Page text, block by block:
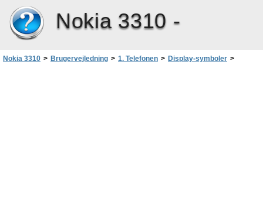
Nokia 3310 -
Nokia 3310 > Brugervejledning > 1. Telefonen > Display-symboler >